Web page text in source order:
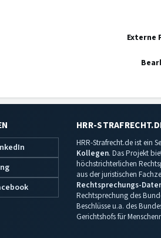
Externe
HRR-
HRR-Strafrecht.de ist ein
Kollegen. Das Projekt
höchstrichterlichen
aus der juristischen
Rechtsprechungs-
Rechtsprechung des
Beschlüsse u.a. des
Gerichtshofs für